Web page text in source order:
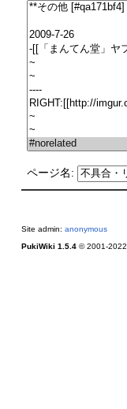
ページ名:
Site admin: anonymous
PukiWiki 1.5.4© 2001-2022